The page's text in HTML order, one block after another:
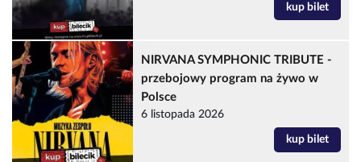
kup bilet
NIRVANA SYMPHONIC TRIBUTE -
przebojowy program na żywo w
Polsce
6 listopada 2026
kup bilet